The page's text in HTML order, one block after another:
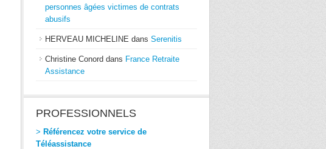
personnes âgées victimes de contrats
abusifs
HERVEAU MICHELINE dans Serenitis
Christine Conord dans France Retraite
Assistance
PROFESSIONNELS
> Référencez votre service de
Téléassistance